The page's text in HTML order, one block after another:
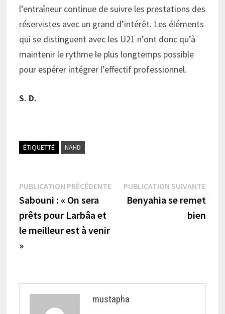
l’entraîneur continue de suivre les prestations des
réservistes avec un grand d’intérêt. Les éléments
qui se distinguent avec les U21 n’ont donc qu’à
maintenir le rythme le plus longtemps possible
pour espérer intégrer l’effectif professionnel.
S. D.
ÉTIQUETTÉ NAHD
Navigation
de
l’article
PUBLICATION PRÉCÉDENTEPublication
précédente :
Sabouni : « On sera
prêts pour Larbâa et
le meilleur est à venir
»
PUBLICATION SUIVANTE
Benyahia se remet
bien
mustapha